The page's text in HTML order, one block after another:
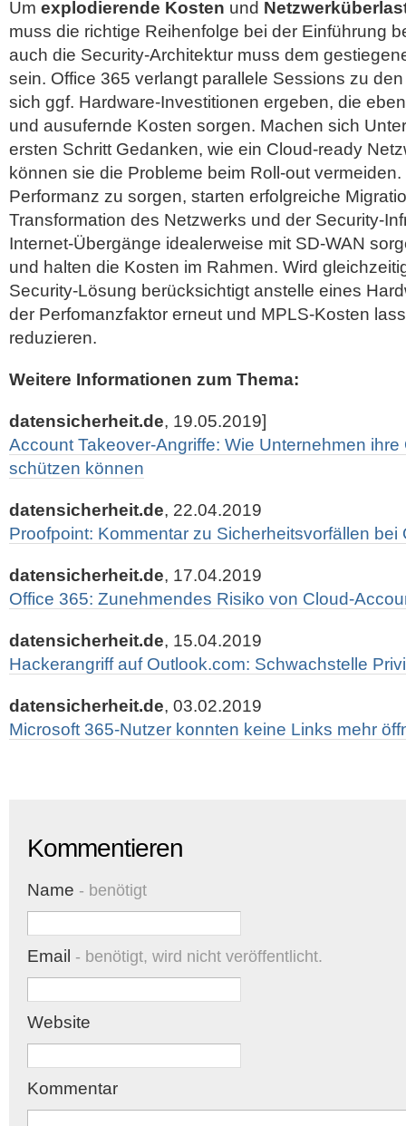
Um explodierende Kosten und
muss die richtige Reihenfolge bei der Einführung
auch die Security-Architektur muss dem
sein. Office 365 verlangt parallele Sessions zu
sich ggf. Hardware-Investitionen ergeben, die
und ausufernde Kosten sorgen. Machen sich
ersten Schritt Gedanken, wie ein Cloud-ready
können sie die Probleme beim Roll-out
Performanz zu sorgen, starten erfolgreiche
Transformation des Netzwerks und der Security-
Internet-Übergänge idealerweise mit SD-WAN
und halten die Kosten im Rahmen. Wird
Security-Lösung berücksichtigt anstelle eines
der Perfomanzfaktor erneut und MPLS-Kosten
reduzieren.
Weitere Informationen zum Thema:
datensicherheit.de, 19.05.2019]
Account Takeover-Angriffe: Wie Unternehmen
schützen können
datensicherheit.de, 22.04.2019
Proofpoint: Kommentar zu Sicherheitsvorfällen bei
datensicherheit.de, 17.04.2019
Office 365: Zunehmendes Risiko von Cloud-
datensicherheit.de, 15.04.2019
Hackerangriff auf Outlook.com: Schwachstelle
datensicherheit.de, 03.02.2019
Microsoft 365-Nutzer konnten keine Links mehr
Kommentieren
Name - benötigt
Email - benötigt, wird nicht veröffentlicht.
Website
Kommentar